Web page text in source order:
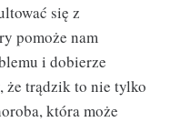
się z
pomoże nam
i dobierze
że trądzik to nie tylko
która może